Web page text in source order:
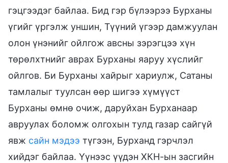
гэцгээдэг байлаа. Бид гэр бүлээрээ Бурханы
үгийг үргэлж уншин, Түүний үгээр дамжуулан
олон үнэнийг ойлгож авсны зэрэгцээ хүн
төрөлхтнийг аврах Бурханы яаруу хүслийг
ойлгов. Би Бурханы хайрыг хариулж, Сатаны
тамлалыг туулсан өөр шигээ хүмүүст
Бурханы өмнө очиж, даруйхан Бурханаар
авруулах боломж олгохын тулд газар сайгүй
явж сайн мэдээ түгээн, Бурханд гэрчлэл
хийдэг байлаа. Үүнээс үүдэн ХКН-ын засгийн